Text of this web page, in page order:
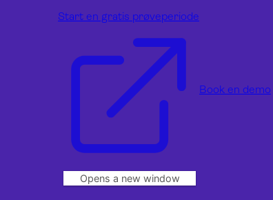
Start en gratis prøveperiode
Opens a new window
Book en demo